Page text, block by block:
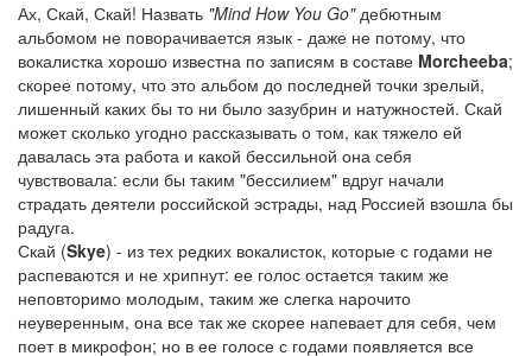
Ах, Скай, Скай! Назвать "Mind How You Go"дебютным
альбомом не поворачивается язык - даже не потому, что
вокалистка хорошо известна по записям в составе Morcheeba;
скорее потому, что это альбом до последней точки зрелый,
лишенный каких бы то ни было зазубрин и натужностей. Скай
может сколько угодно рассказывать о том, как тяжело ей
давалась эта работа и какой бессильной она себя
чувствовала: если бы таким "бессилием" вдруг начали
страдать деятели российской эстрады, над Россией взошла бы
радуга.
Скай (Skye) - из тех редких вокалисток, которые с годами не
распеваются и не хрипнут: ее голос остается таким же
неповторимо молодым, таким же слегка нарочито
неуверенным, она все так же скорее напевает для себя, чем
поет в микрофон; но в ее голосе с годами появляется все